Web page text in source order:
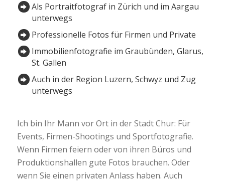
Als Portraitfotograf in Zürich und im Aargau
unterwegs
Professionelle Fotos für Firmen und Private
Immobilienfotografie im Graubünden, Glarus,
St. Gallen
Auch in der Region Luzern, Schwyz und Zug
unterwegs
Ich bin Ihr Mann vor Ort in der Stadt Chur: Für
Events, Firmen-Shootings und Sportfotografie.
Wenn Firmen feiern oder von ihren Büros und
Produktionshallen gute Fotos brauchen. Oder
wenn Sie einen privaten Anlass haben. Auch